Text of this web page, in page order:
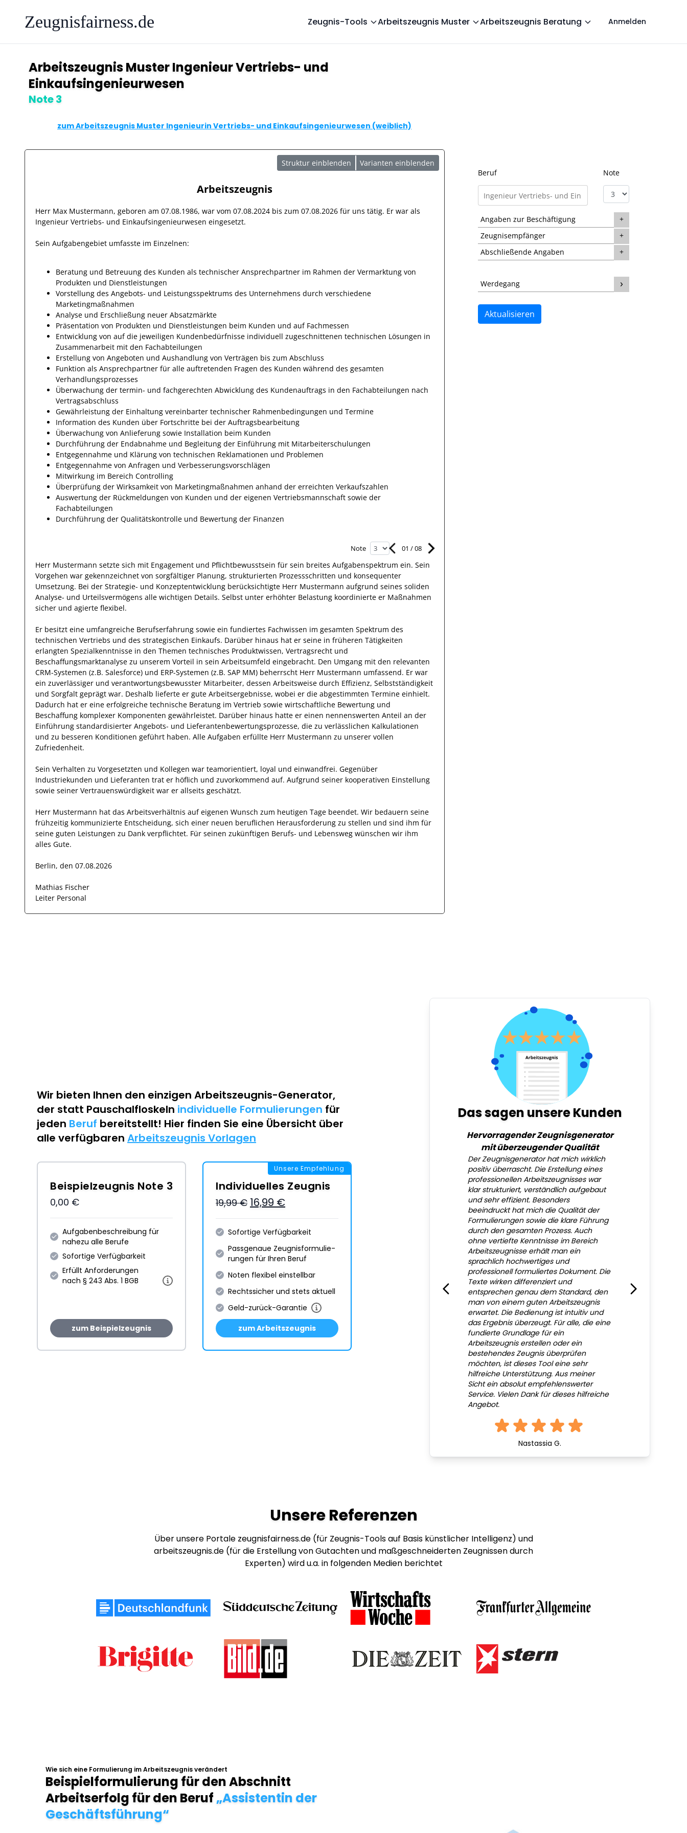
Zeugnisfairness.de Zeugnis-Tools Arbeitszeugnis Muster Arbeitszeugnis Beratung Anmelden
Arbeitszeugnis Muster Ingenieur Vertriebs- und
Einkaufsingenieurwesen
Note 3
zum Arbeitszeugnis Muster Ingenieurin Vertriebs- und Einkaufsingenieurwesen (weiblich)
Struktur einblenden Varianten einblenden
Arbeitszeugnis
Herr Max Mustermann, geboren am 07.08.1986, war vom 07.08.2024 bis zum 07.08.2026 für uns tätig. Er war als
Ingenieur Vertriebs- und Einkaufsingenieurwesen eingesetzt.
Sein Aufgabengebiet umfasste im Einzelnen:
Beratung und Betreuung des Kunden als technischer Ansprechpartner im Rahmen der Vermarktung von
Produkten und Dienstleistungen
Vorstellung des Angebots- und Leistungsspektrums des Unternehmens durch verschiedene
Marketingmaßnahmen
Analyse und Erschließung neuer Absatzmärkte
Präsentation von Produkten und Dienstleistungen beim Kunden und auf Fachmessen
Entwicklung von auf die jeweiligen Kundenbedürfnisse individuell zugeschnittenen technischen Lösungen in
Zusammenarbeit mit den Fachabteilungen
Erstellung von Angeboten und Aushandlung von Verträgen bis zum Abschluss
Funktion als Ansprechpartner für alle auftretenden Fragen des Kunden während des gesamten
Verhandlungsprozesses
Überwachung der termin- und fachgerechten Abwicklung des Kundenauftrags in den Fachabteilungen nach
Vertragsabschluss
Gewährleistung der Einhaltung vereinbarter technischer Rahmenbedingungen und Termine
Information des Kunden über Fortschritte bei der Auftragsbearbeitung
Überwachung von Anlieferung sowie Installation beim Kunden
Durchführung der Endabnahme und Begleitung der Einführung mit Mitarbeiterschulungen
Entgegennahme und Klärung von technischen Reklamationen und Problemen
Entgegennahme von Anfragen und Verbesserungsvorschlägen
Mitwirkung im Bereich Controlling
Überprüfung der Wirksamkeit von Marketingmaßnahmen anhand der erreichten Verkaufszahlen
Auswertung der Rückmeldungen von Kunden und der eigenen Vertriebsmannschaft sowie der
Fachabteilungen
Durchführung der Qualitätskontrolle und Bewertung der Finanzen
Note 01 /08
Herr Mustermann setzte sich mit Engagement und Pflichtbewusstsein für sein breites Aufgabenspektrum ein. Sein
Vorgehen war gekennzeichnet von sorgfältiger Planung, strukturierten Prozessschritten und konsequenter
Umsetzung. Bei der Strategie- und Konzeptentwicklung berücksichtigte Herr Mustermann aufgrund seines soliden
Analyse- und Urteilsvermögens alle wichtigen Details. Selbst unter erhöhter Belastung koordinierte er Maßnahmen
sicher und agierte flexibel.
Er besitzt eine umfangreiche Berufserfahrung sowie ein fundiertes Fachwissen im gesamten Spektrum des
technischen Vertriebs und des strategischen Einkaufs. Darüber hinaus hat er seine in früheren Tätigkeiten
erlangten Spezialkenntnisse in den Themen technisches Produktwissen, Vertragsrecht und
Beschaffungsmarktanalyse zu unserem Vorteil in sein Arbeitsumfeld eingebracht. Den Umgang mit den relevanten
CRM-Systemen (z.B. Salesforce) und ERP-Systemen (z.B. SAP MM) beherrscht Herr Mustermann umfassend. Er war
ein zuverlässiger und verantwortungsbewusster Mitarbeiter, dessen Arbeitsweise durch Effizienz, Selbstständigkeit
und Sorgfalt geprägt war. Deshalb lieferte er gute Arbeitsergebnisse, wobei er die abgestimmten Termine einhielt.
Dadurch hat er eine erfolgreiche technische Beratung im Vertrieb sowie wirtschaftliche Bewertung und
Beschaffung komplexer Komponenten gewährleistet. Darüber hinaus hatte er einen nennenswerten Anteil an der
Einführung standardisierter Angebots- und Lieferantenbewertungsprozesse, die zu verlässlichen Kalkulationen
und zu besseren Konditionen geführt haben. Alle Aufgaben erfüllte Herr Mustermann zu unserer vollen
Zufriedenheit.
Sein Verhalten zu Vorgesetzten und Kollegen war teamorientiert, loyal und einwandfrei. Gegenüber
Industriekunden und Lieferanten trat er höflich und zuvorkommend auf. Aufgrund seiner kooperativen Einstellung
sowie seiner Vertrauenswürdigkeit war er allseits geschätzt.
Herr Mustermann hat das Arbeitsverhältnis auf eigenen Wunsch zum heutigen Tage beendet. Wir bedauern seine
frühzeitig kommunizierte Entscheidung, sich einer neuen beruflichen Herausforderung zu stellen und sind ihm für
seine guten Leistungen zu Dank verpflichtet. Für seinen zukünftigen Berufs- und Lebensweg wünschen wir ihm
alles Gute.
Berlin, den 07.08.2026
Mathias Fischer
Leiter Personal
Beruf Note
Angaben zur Beschäftigung
Zeugnisempfänger
Abschließende Angaben
Werdegang
Aktualisieren
Wir bieten Ihnen den einzigen Arbeitszeugnis-Generator,
der statt Pauschalfloskeln individuelle Formulierungen für
jeden Beruf bereitstellt! Hier finden Sie eine Übersicht über
alle verfügbaren Arbeitszeugnis Vorlagen
Beispielzeugnis Note 3
0,00 €
Aufgabenbeschreibung für
nahezu alle Berufe
Sofortige Verfügbarkeit
Erfüllt Anforderungen
nach § 243 Abs. 1 BGB
zum Beispielzeugnis
Unsere Empfehlung
Individuelles Zeugnis
19,99 € 16,99 €
Sofortige Verfügbarkeit
Passgenaue Zeugnis­formulie­
rungen für Ihren Beruf
Noten flexibel einstellbar
Rechtssicher und stets aktuell
Geld-zurück-Garantie
zum Arbeitszeugnis
Das sagen unsere Kunden
Hervorragender Zeugnisgenerator
mit überzeugender Qualität
Der Zeugnisgenerator hat mich wirklich
positiv überrascht. Die Erstellung eines
professionellen Arbeitszeugnisses war
klar strukturiert, verständlich aufgebaut
und sehr effizient. Besonders
beeindruckt hat mich die Qualität der
Formulierungen sowie die klare Führung
durch den gesamten Prozess. Auch
ohne vertiefte Kenntnisse im Bereich
Arbeitszeugnisse erhält man ein
sprachlich hochwertiges und
professionell formuliertes Dokument. Die
Texte wirken differenziert und
entsprechen genau dem Standard, den
man von einem guten Arbeitszeugnis
erwartet. Die Bedienung ist intuitiv und
das Ergebnis überzeugt. Für alle, die eine
fundierte Grundlage für ein
Arbeitszeugnis erstellen oder ein
bestehendes Zeugnis überprüfen
möchten, ist dieses Tool eine sehr
hilfreiche Unterstützung. Aus meiner
Sicht ein absolut empfehlenswerter
Service. Vielen Dank für dieses hilfreiche
Angebot.
Nastassia G.
Unsere Referenzen
Über unsere Portale zeugnisfairness.de (für Zeugnis-Tools auf Basis künstlicher Intelligenz) und
arbeitszeugnis.de (für die Erstellung von Gutachten und maßgeschneiderten Zeugnissen durch
Experten) wird u.a. in folgenden Medien berichtet
Wie sich eine Formulierung im Arbeitszeugnis verändert
Beispielformulierung für den Abschnitt
Arbeitserfolg für den Beruf „Assistentin der
Geschäftsführung“